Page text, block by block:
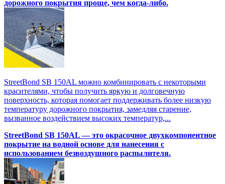
дорожного покрытия проще, чем когда-либо.
StreetBond SB 150AL можно комбинировать с некоторыми
красителями, чтобы получить яркую и долговечную
поверхность, которая помогает поддерживать более низкую
температуру дорожного покрытия, замедляя старение,
вызванное воздействием высоких температур,...
StreetBond SB 150AL — это окрасочное двухкомпонентное
покрытие на водной основе для нанесения с
использованием безвоздушного распылителя.